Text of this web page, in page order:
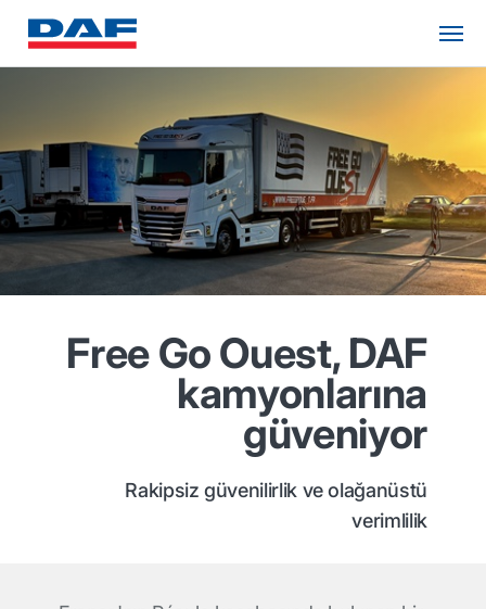
Free Go Ouest, DAF
kamyonlarına
güveniyor
Rakipsiz güvenilirlik ve olağanüstü
verimlilik